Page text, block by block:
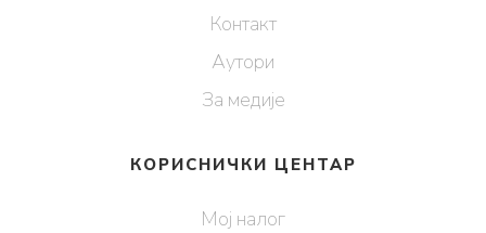
Контакт
Аутори
За медије
КОРИСНИЧКИ ЦЕНТАР
Мој налог